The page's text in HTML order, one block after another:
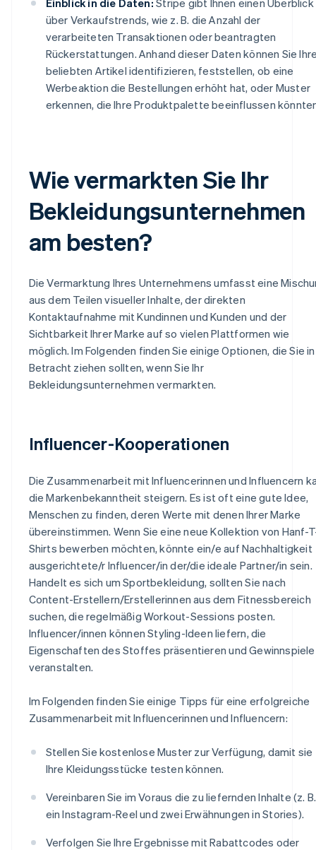
über Verkaufstrends, wie z. B. die Anzahl der
verarbeiteten Transaktionen oder beantragten
Rückerstattungen. Anhand dieser Daten können Sie
beliebten Artikel identifizieren, feststellen, ob eine
Werbeaktion die Bestellungen erhöht hat, oder Muster
erkennen, die Ihre Produktpalette beeinflussen
Wie vermarkten Sie Ihr
Bekleidungsunternehmen
am besten?
Die Vermarktung Ihres Unternehmens umfasst eine
aus dem Teilen visueller Inhalte, der direkten
Kontaktaufnahme mit Kundinnen und Kunden und der
Sichtbarkeit Ihrer Marke auf so vielen Plattformen wie
möglich. Im Folgenden finden Sie einige Optionen, die Sie in
Betracht ziehen sollten, wenn Sie Ihr
Bekleidungsunternehmen vermarkten.
Influencer-Kooperationen
Die Zusammenarbeit mit Influencerinnen und Influencern
die Markenbekanntheit steigern. Es ist oft eine gute Idee,
Menschen zu finden, deren Werte mit denen Ihrer Marke
übereinstimmen. Wenn Sie eine neue Kollektion von Hanf-
Shirts bewerben möchten, könnte ein/e auf Nachhaltigkeit
ausgerichtete/r Influencer/in der/die ideale Partner/in sein.
Handelt es sich um Sportbekleidung, sollten Sie nach
Content-Erstellern/Erstellerinnen aus dem Fitnessbereich
suchen, die regelmäßig Workout-Sessions posten.
Influencer/innen können Styling-Ideen liefern, die
Eigenschaften des Stoffes präsentieren und Gewinnspiele
veranstalten.
Im Folgenden finden Sie einige Tipps für eine erfolgreiche
Zusammenarbeit mit Influencerinnen und Influencern:
Stellen Sie kostenlose Muster zur Verfügung, damit sie
Ihre Kleidungsstücke testen können.
Vereinbaren Sie im Voraus die zu liefernden Inhalte (z. B.
ein Instagram-Reel und zwei Erwähnungen in Stories).
Verfolgen Sie Ihre Ergebnisse mit Rabattcodes oder